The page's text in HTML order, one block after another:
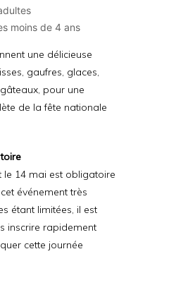
moins de 4 ans
une délicieuse
gaufres, glaces,
pour une
de la fête nationale
le 14 mai est obligatoire
événement très
étant limitées, il est
inscrire rapidement
cette journée